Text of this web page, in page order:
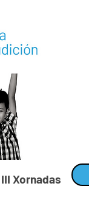
III Xornadas